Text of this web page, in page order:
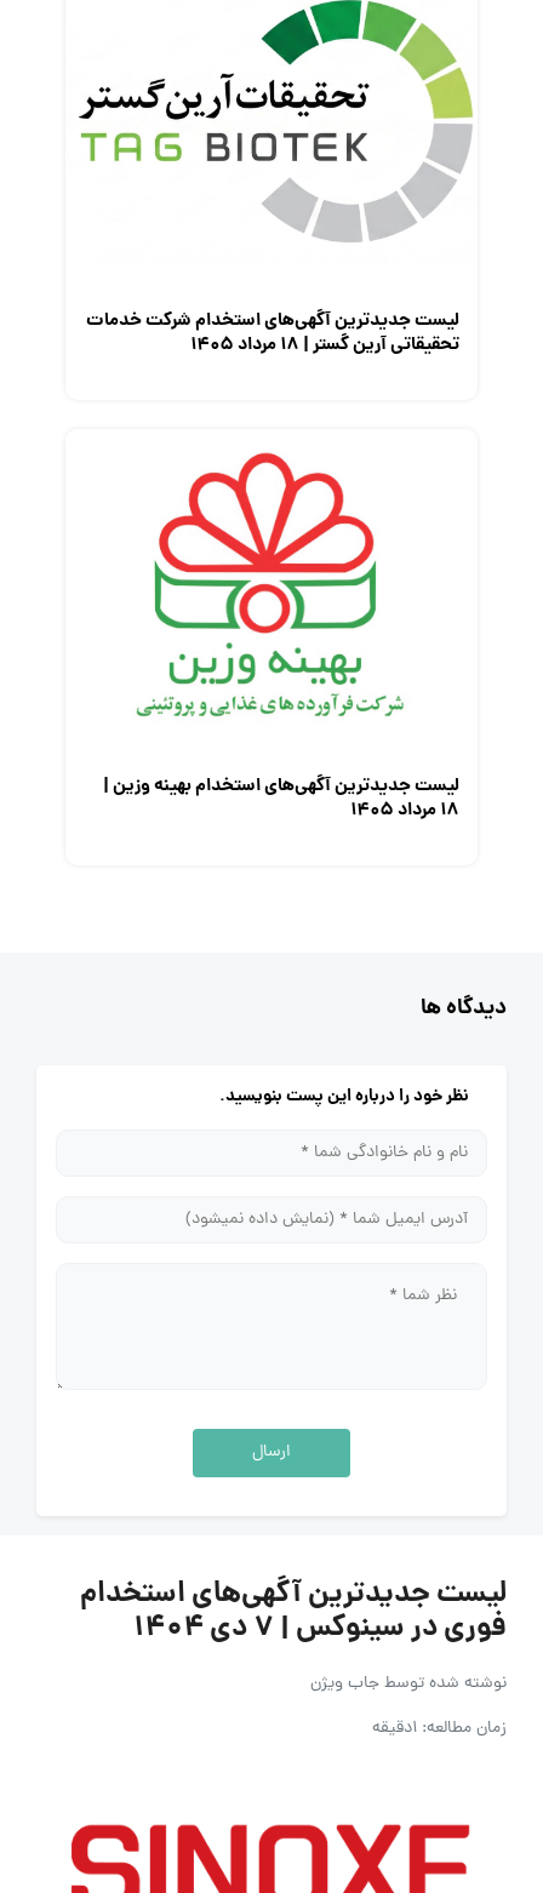
لیست جدیدترین آگهی‌های استخدام شرکت خدمات
تحقیقاتی آرین گستر | ۱۸ مرداد ۱۴۰۵
لیست جدیدترین آگهی‌های استخدام بهینه وزین |
۱۸ مرداد ۱۴۰۵
دیدگاه ها
نظر خود را درباره این پست بنویسید.
ارسال
لیست جدیدترین آگهی‌های استخدام
فوری در سینوکس | ۷ دی ۱۴۰۴
نوشته شده توسطجاب ویژن
زمان مطالعه: 1دقیقه